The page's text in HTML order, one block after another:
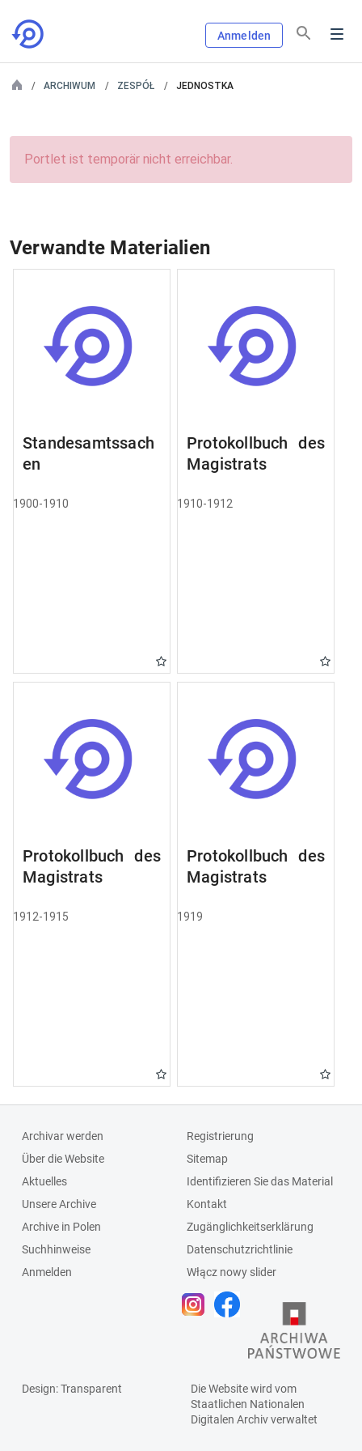
Anmelden
ARCHIWUM ZESPÓŁ JEDNOSTKA
Portlet ist temporär nicht erreichbar.
Verwandte Materialien
Standesamtssach
en
1900-1910
Protokollbuch des
Magistrats
1910-1912
Protokollbuch des
Magistrats
1912-1915
Protokollbuch des
Magistrats
1919
Archivar werden
Über die Website
Aktuelles
Unsere Archive
Archive in Polen
Suchhinweise
Anmelden
Registrierung
Sitemap
Identifizieren Sie das Material
Kontakt
Zugänglichkeitserklärung
Datenschutzrichtlinie
Włącz nowy slider
Design: Transparent
Die Website wird vom
Staatlichen Nationalen
Digitalen Archivverwaltet